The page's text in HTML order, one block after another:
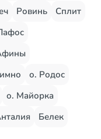
Ровинь
Сплит
о. Родос
о. Майорка
Белек